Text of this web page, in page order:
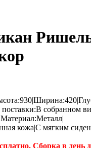
собранном
кожа|С мягким
Сборка в день